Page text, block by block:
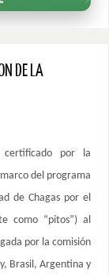
DE LA
por la
del programa
de Chagas por el
como “pitos”) al
por la comisión
Brasil, Argentina y